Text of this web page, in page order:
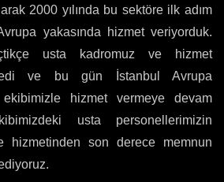
2000 yılında bu sektöre ilk adım
yakasında hizmet veriyorduk.
usta kadromuz ve hizmet
ve bu gün İstanbul Avrupa
hizmet vermeye devam
usta personellerimizin
hizmetinden son derece memnun